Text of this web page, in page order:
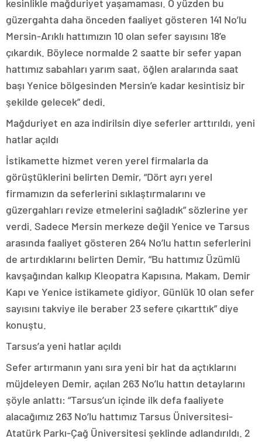
kesinlikle mağduriyet yaşamaması. O yüzden bu
güzergahta daha önceden faaliyet gösteren 141 No’lu
Mersin-Arıklı hattımızın 10 olan sefer sayısını 18’e
çıkardık. Böylece normalde 2 saatte bir sefer yapan
hattımız sabahları yarım saat, öğlen aralarında saat
başı Yenice bölgesinden Mersin’e kadar kesintisiz bir
şekilde gelecek” dedi.
Mağduriyet en aza indirilsin diye seferler arttırıldı, yeni
hatlar açıldı
İstikamette hizmet veren yerel firmalarla da
görüştüklerini belirten Demir, “Dört ayrı yerel
firmamızın da seferlerini sıklaştırmalarını ve
güzergahları revize etmelerini sağladık” sözlerine yer
verdi. Sadece Mersin merkeze değil Yenice ve Tarsus
arasında faaliyet gösteren 264 No’lu hattın seferlerini
de artırdıklarını belirten Demir, “Bu hattımız Üzümlü
kavşağından kalkıp Kleopatra Kapısına, Makam, Demir
Kapı ve Yenice istikamete gidiyor. Günlük 10 olan sefer
sayısını takviye ile beraber 23 sefere çıkarttık” diye
konuştu.
Tarsus’a yeni hatlar açıldı
Sefer artırmanın yanı sıra yeni bir hat da açtıklarını
müjdeleyen Demir, açılan 263 No’lu hattın detaylarını
şöyle anlattı: “Tarsus’un içinde ilk defa faaliyete
alacağımız 263 No’lu hattımız Tarsus Üniversitesi-
Atatürk Parkı-Çağ Üniversitesi şeklinde adlandırıldı. 2